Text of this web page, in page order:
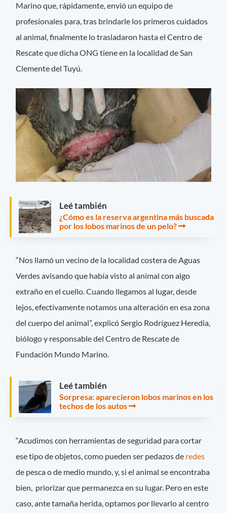
Marino que, rápidamente, envió un equipo de
profesionales para, tras brindarle los primeros cuidados
al animal, finalmente lo trasladaron hasta el Centro de
Rescate que dicha ONG tiene en la localidad de San
Clemente del Tuyú.
Leé también
¿Cómo es la reserva argentina más buscada
por los lobos marinos de un pelo?
“Nos llamó un vecino de la localidad costera de Aguas
Verdes avisando que había visto al animal con algo
extraño en el cuello. Cuando llegamos al lugar, desde
lejos, efectivamente notamos una alteración en esa zona
del cuerpo del animal”, explicó Sergio Rodríguez Heredia,
biólogo y responsable del Centro de Rescate de
Fundación Mundo Marino.
Leé también
Sorpresa: aparecieron lobos marinos en los
techos de los autos
“Acudimos con herramientas de seguridad para cortar
ese tipo de objetos, como pueden ser pedazos de redes
de pesca o de medio mundo, y, si el animal se encontraba
bien, priorizar que permanezca en su lugar. Pero en este
caso, ante tamaña herida, optamos por llevarlo al centro